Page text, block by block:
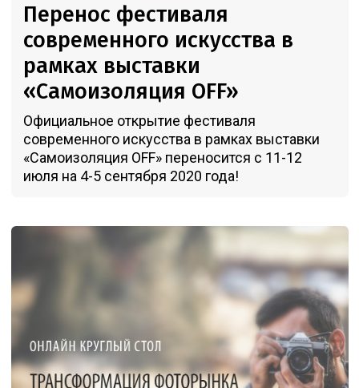
Перенос фестиваля
современного искусства в
рамках выставки
«Самоизоляция OFF»
Официальное открытие фестиваля
современного искусства в рамках выставки
«Самоизоляция OFF» переносится с 11-12
июля на 4-5 сентября 2020 года!